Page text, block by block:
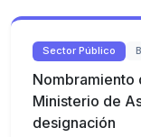
Sector Público
Nombramiento
Ministerio de
designación